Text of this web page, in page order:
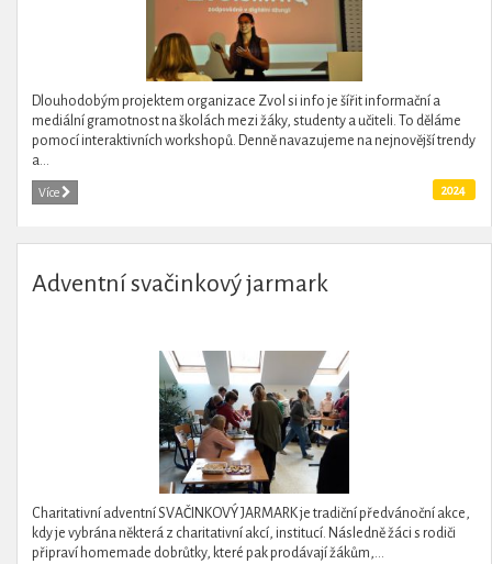
Dlouhodobým projektem organizace Zvol si info je šířit informační a
mediální gramotnost na školách mezi žáky, studenty a učiteli. To děláme
pomocí interaktivních workshopů. Denně navazujeme na nejnovější trendy
a...
Více 2024
Adventní svačinkový jarmark
Charitativní adventní SVAČINKOVÝ JARMARK je tradiční předvánoční akce,
kdy je vybrána některá z charitativní akcí, institucí. Následně žáci s rodiči
připraví homemade dobrůtky, které pak prodávají žákům,...